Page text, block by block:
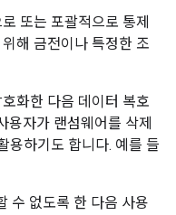
또는 포괄적으로 통제
해 금전이나 특정한 조
화한 다음 데이터 복호
용자가 랜섬웨어를 삭제
용하기도 합니다. 예를 들
수 없도록 한 다음 사용